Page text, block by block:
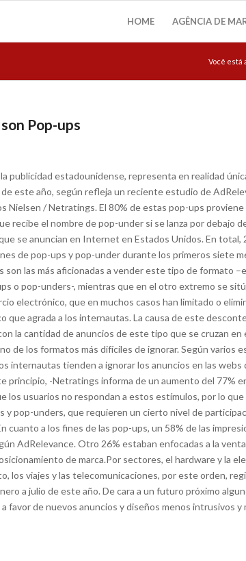
HOME AGÊNCIA DE
Você está
Pop-ups
publicidad estadounidense, representa en realidad
este año, según refleja un reciente estudio de
Nielsen / Netratings. El 80% de estas pop-ups
recibe el nombre de pop-under si se lanza por debajo
se anuncian en Internet en Estados Unidos. En total,
de pop-ups y pop-under durante los primeros siete
son las más aficionadas a vender este tipo de formato
o pop-unders-, mientras que en el otro extremo se
electrónico, que en muchos casos han limitado o
que agrada a los internautas. La causa de este
la cantidad de anuncios de este tipo que se cruzan en
de los formatos más difíciles de ignorar. Según varios
internautas tienden a ignorar los anuncios en las webs
principio, -Netratings informa de un aumento del 77%
los usuarios no respondan a estos estímulos, por lo que
y pop-unders, que requieren un cierto nivel de
cuanto a los fines de las pop-ups, un 58% de las
AdRelevance. Otro 26% estaban enfocadas a la
de marca.Por sectores, el hardware y la
los viajes y las telecomunicaciones, por este orden,
a julio de este año. De cara a un futuro próximo
favor de nuevos anuncios y diseños menos intrusivos y